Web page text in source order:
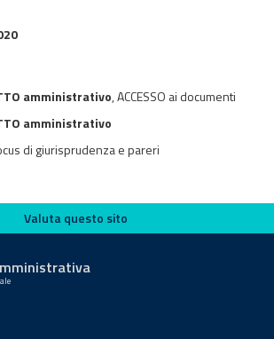
amministrativo, ACCESSO ai documenti
amministrativo
di giurisprudenza e pareri
sito
Valuta questo sito